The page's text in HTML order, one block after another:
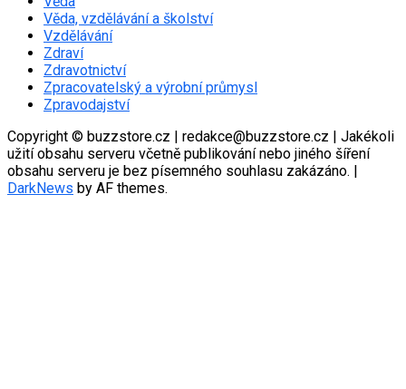
Věda, vzdělávání a školství
Vzdělávání
Zdraví
Zdravotnictví
Zpracovatelský a výrobní průmysl
Zpravodajství
Copyright © buzzstore.cz | redakce@buzzstore.cz | Jakékoli
užití obsahu serveru včetně publikování nebo jiného šíření
obsahu serveru je bez písemného souhlasu zakázáno. |
DarkNews by AF themes.